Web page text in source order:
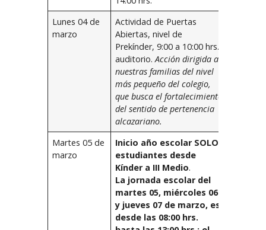
Lunes 04 de
marzo
Actividad de Puertas
Abiertas, nivel de
Prekínder, 9:00 a 10:00 hrs.,
auditorio.Acción dirigida a
nuestras familias del nivel
más pequeño del colegio,
que busca el fortalecimiento
del sentido de pertenencia
alcazariano.
Martes 05 de
marzo
Inicio año escolar SOLO
estudiantes desde
Kínder a III Medio.
La jornada escolar del
martes 05, miércoles 06
y jueves 07 de marzo, es
desde las 08:00 hrs.